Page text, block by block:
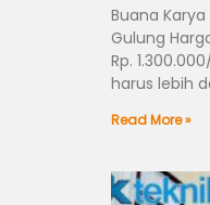
Buana
Gulung
Rp.
harus lebih
Read More »